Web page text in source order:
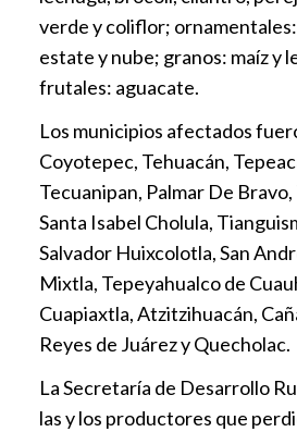
verde y coliflor;
estate y nube; granos: maíz y
frutales: aguacate.
Los municipios afectados
Coyotepec, Tehuacán,
Tecuanipan, Palmar De
Santa Isabel Cholula,
Salvador Huixcolotla, San
Mixtla, Tepeyahualco de
Cuapiaxtla, Atzitzihuacán,
Reyes de Juárez y Quecholac.
La Secretaría de Desarrollo
las y los productores que